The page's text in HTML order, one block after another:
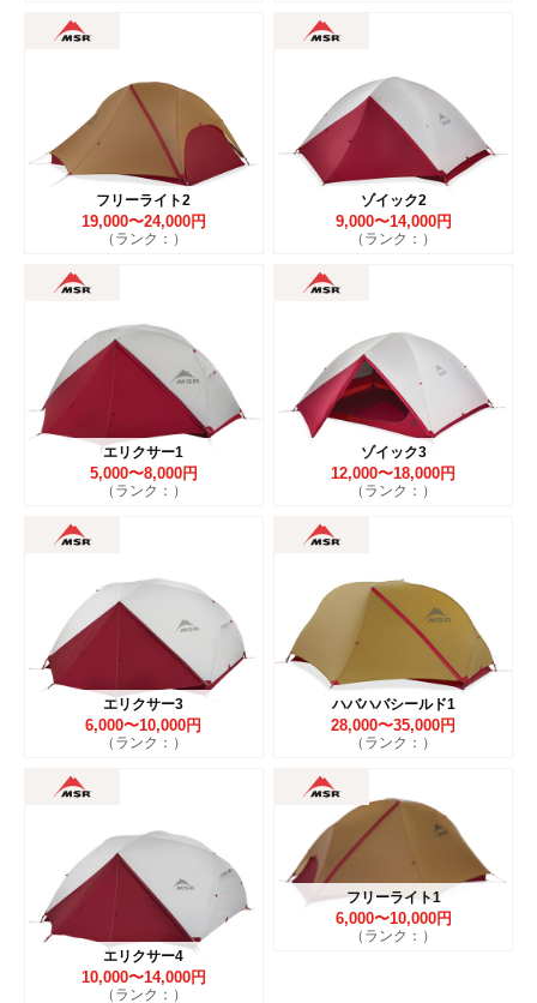
フリーライト2
19,000〜24,000円
（ランク：）
ゾイック2
9,000〜14,000円
（ランク：）
エリクサー1
5,000〜8,000円
（ランク：）
ゾイック3
12,000〜18,000円
（ランク：）
エリクサー3
6,000〜10,000円
（ランク：）
ハバハバシールド1
28,000〜35,000円
（ランク：）
エリクサー4
10,000〜14,000円
（ランク：）
フリーライト1
6,000〜10,000円
（ランク：）